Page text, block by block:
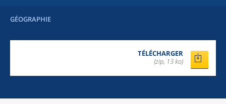
GÉOGRAPHIE
TÉLÉCHARGER
(zip, 13 ko)